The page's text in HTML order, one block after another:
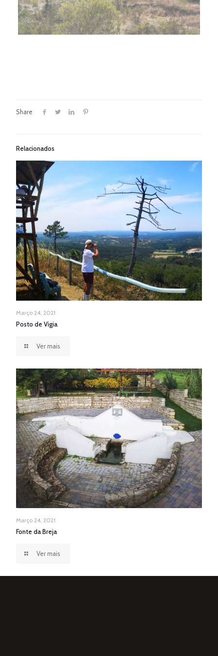
Share
Relacionados
Março 24, 2021
Posto de Vigia
Ver mais
Março 24, 2021
Fonte da Breja
Ver mais